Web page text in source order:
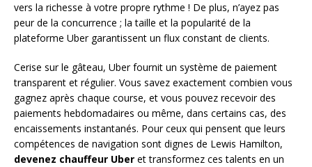
vers la richesse à votre propre rythme ! De plus, n’ayez pas
peur de la concurrence ; la taille et la popularité de la
plateforme Uber garantissent un flux constant de clients.
Cerise sur le gâteau, Uber fournit un système de paiement
transparent et régulier. Vous savez exactement combien vous
gagnez après chaque course, et vous pouvez recevoir des
paiements hebdomadaires ou même, dans certains cas, des
encaissements instantanés. Pour ceux qui pensent que leurs
compétences de navigation sont dignes de Lewis Hamilton,
devenez chauffeur Uber et transformez ces talents en un